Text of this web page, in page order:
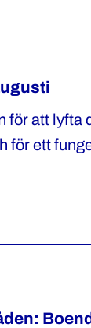
för att lyfta
för ett